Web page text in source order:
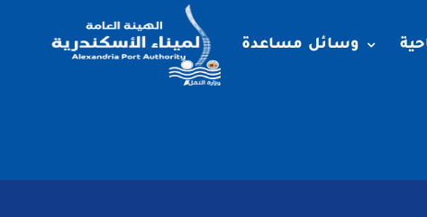
وسائل مساعدة